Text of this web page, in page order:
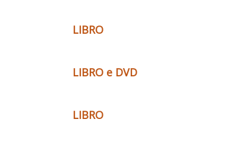
LIBRO
LIBRO e DVD
LIBRO